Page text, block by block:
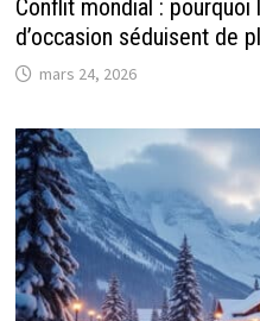
Conflit mondial :
d’occasion séduisent de
mars 24, 2026